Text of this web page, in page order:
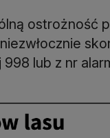
ostrożność
lub z nr